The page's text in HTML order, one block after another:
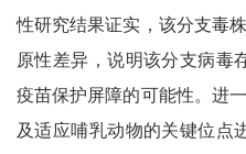
性研究结果证实，该分支毒
原性差异，说明该分支病毒
疫苗保护屏障的可能性。进
及适应哺乳动物的关键位点